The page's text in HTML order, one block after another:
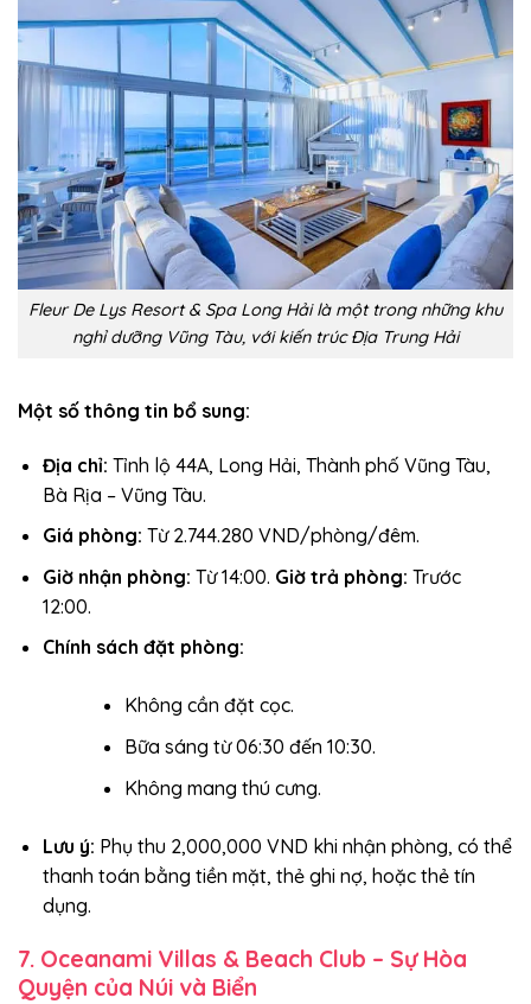
Fleur De Lys Resort & Spa Long Hải là một trong những khu
nghỉ dưỡng Vũng Tàu, với kiến trúc Địa Trung Hải
Một số thông tin bổ sung:
Địa chỉ: Tỉnh lộ 44A, Long Hải, Thành phố Vũng Tàu,
Bà Rịa – Vũng Tàu.
Giá phòng: Từ 2.744.280 VND/phòng/đêm.
Giờ nhận phòng: Từ 14:00. Giờ trả phòng: Trước
12:00.
Chính sách đặt phòng:
Không cần đặt cọc.
Bữa sáng từ 06:30 đến 10:30.
Không mang thú cưng.
Lưu ý: Phụ thu 2,000,000 VND khi nhận phòng, có thể
thanh toán bằng tiền mặt, thẻ ghi nợ, hoặc thẻ tín
dụng.
7. Oceanami Villas & Beach Club – Sự Hòa
Quyện của Núi và Biển